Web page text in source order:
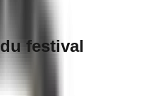
du festival